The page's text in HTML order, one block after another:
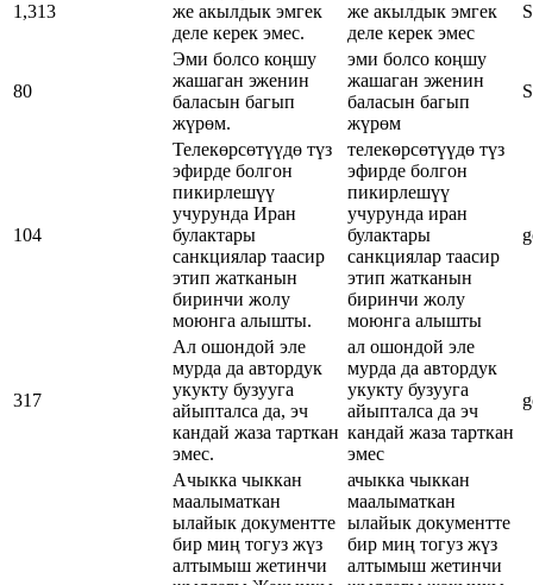
1,313
же акылдык эмгек
деле керек эмес.
же акылдык эмгек
деле керек эмес
80
Эми болсо коңшу
жашаган эженин
баласын багып
жүрөм.
эми болсо коңшу
жашаган эженин
баласын багып
жүрөм
104
Телекөрсөтүүдө түз
эфирде болгон
пикирлешүү
учурунда Иран
булактары
санкциялар таасир
этип жатканын
биринчи жолу
моюнга алышты.
телекөрсөтүүдө түз
эфирде болгон
пикирлешүү
учурунда иран
булактары
санкциялар таасир
этип жатканын
биринчи жолу
моюнга алышты
317
Ал ошондой эле
мурда да автордук
укукту бузууга
айыпталса да, эч
кандай жаза тарткан
эмес.
ал ошондой эле
мурда да автордук
укукту бузууга
айыпталса да эч
кандай жаза тарткан
эмес
Ачыкка чыккан
маалыматкан
ылайык документте
бир миң тогуз жүз
алтымыш жетинчи
ачыкка чыккан
маалыматкан
ылайык документте
бир миң тогуз жүз
алтымыш жетинчи